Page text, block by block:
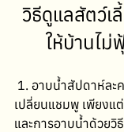
วิธีดูแลสัตว์เ
ให้บ้านไม่
1. อาบน้ำสัปดาห์ละ
เปลี่ยนแชมพู เพียงแ
และการอาบน้ำด้วย